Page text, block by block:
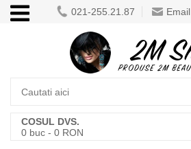
021-255.21.87 Email
COSUL DVS.
0 buc - 0 RON